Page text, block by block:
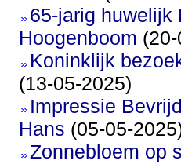
65-jarig huwelijk
Hoogenboom
Koninklijk
(13-05-2025)
Impressie
Hans (05-05-
Zonnebloem op